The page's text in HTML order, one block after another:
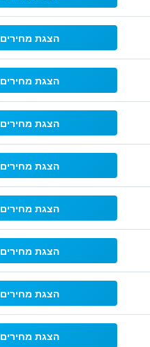
הצגת מחירים
הצגת מחירים
הצגת מחירים
הצגת מחירים
הצגת מחירים
הצגת מחירים
הצגת מחירים
הצגת מחירים